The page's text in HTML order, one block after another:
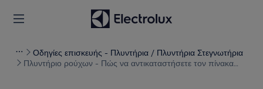
Οδηγίες επισκευής - Πλυντήρια / Πλυντήρια Στεγνωτήρια
Πλυντήριο ρούχων - Πώς να αντικαταστήσετε τον πίνακα